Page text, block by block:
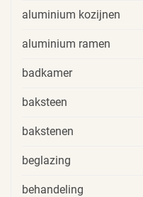
aluminium kozijnen
aluminium ramen
badkamer
baksteen
bakstenen
beglazing
behandeling